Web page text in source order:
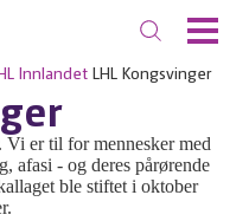
Innlandet LHL Kongsvinger
er til for mennesker med
afasi - og deres pårørende
ble stiftet i oktober